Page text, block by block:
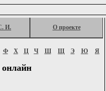
И. О проекте
Ф Х Ц Ч Ш Щ Э Ю Я